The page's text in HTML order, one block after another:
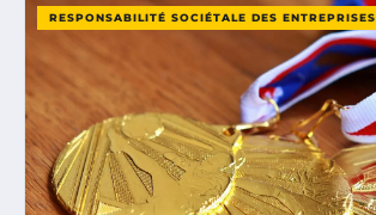
RESPONSABILITÉ SOCIÉTALE DES ENTREPRISES